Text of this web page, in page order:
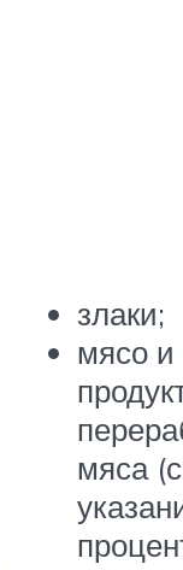
злаки;
мясо и
мяса (с